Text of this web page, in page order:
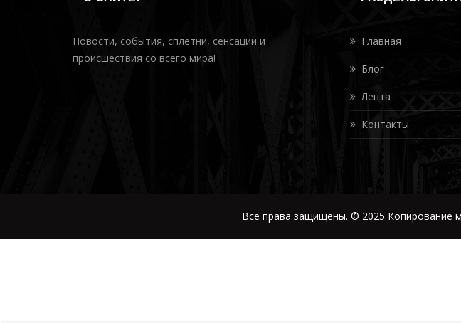
Новости, события, сплетни, сенсации и
происшествия со всего мира!
Главная
Блог
Лента
Контакты
Все права защищены. © 2025 Копирование